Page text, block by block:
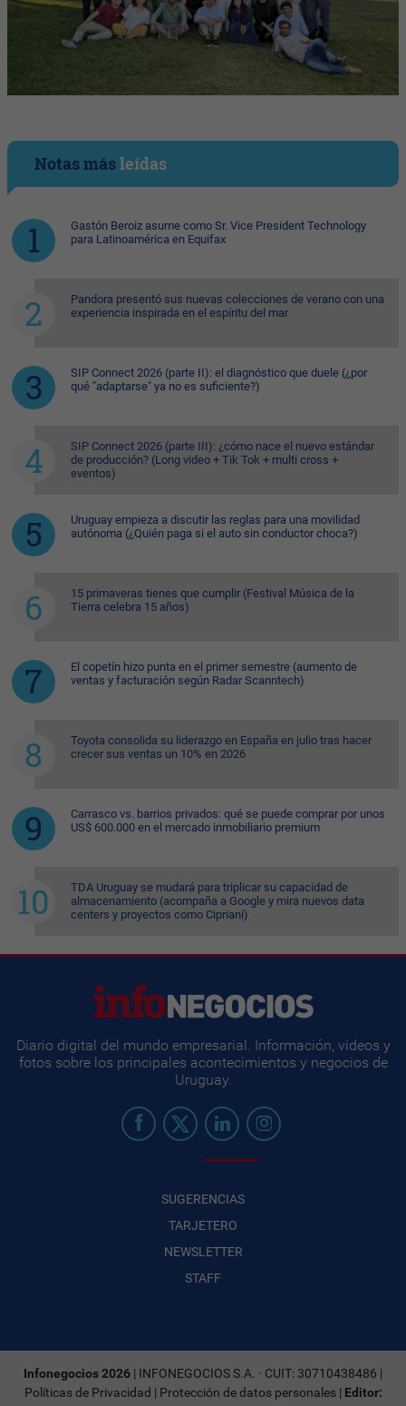
Notas másleídas
Gastón Beroiz asume como Sr. Vice President Technology
para Latinoamérica en Equifax
Pandora presentó sus nuevas colecciones de verano con una
experiencia inspirada en el espíritu del mar
SIP Connect 2026 (parte II): el diagnóstico que duele (¿por
qué "adaptarse" ya no es suficiente?)
SIP Connect 2026 (parte III): ¿cómo nace el nuevo estándar
de producción? (Long video + Tik Tok + multi cross +
eventos)
Uruguay empieza a discutir las reglas para una movilidad
autónoma (¿Quién paga si el auto sin conductor choca?)
15 primaveras tienes que cumplir (Festival Música de la
Tierra celebra 15 años)
El copetín hizo punta en el primer semestre (aumento de
ventas y facturación según Radar Scanntech)
Toyota consolida su liderazgo en España en julio tras hacer
crecer sus ventas un 10% en 2026
Carrasco vs. barrios privados: qué se puede comprar por unos
US$ 600.000 en el mercado inmobiliario premium
TDA Uruguay se mudará para triplicar su capacidad de
almacenamiento (acompaña a Google y mira nuevos data
centers y proyectos como Cipriani)
Diario digital del mundo empresarial. Información, videos y
fotos sobre los principales acontecimientos y negocios de
Uruguay.
SUGERENCIAS
TARJETERO
NEWSLETTER
STAFF
Infonegocios 2026 | INFONEGOCIOS S.A. · CUIT: 30710438486 |
Políticas de Privacidad | Protección de datos personales| Editor: